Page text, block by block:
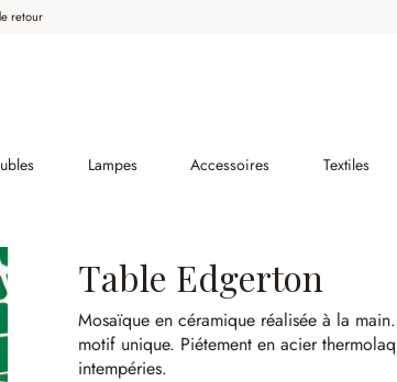
retour
Lampes Accessoires Textiles
Table Edgerton
Mosaïque en céramique réalisée à la
motif unique. Piétement en acier
intempéries.